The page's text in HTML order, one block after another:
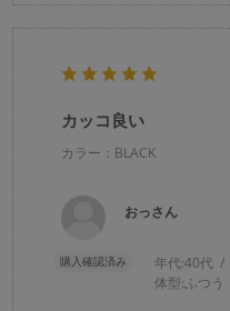
カッコ良い
カラー：BLACK
おっさん
購入確認済み 年代:40代
体型:ふつう